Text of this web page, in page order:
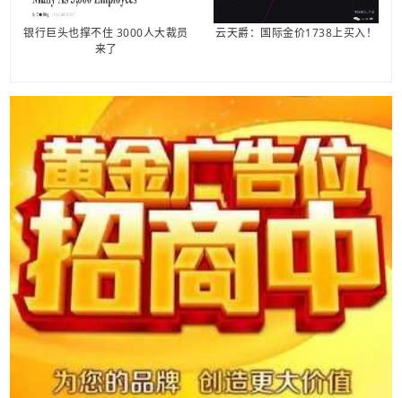
银行巨头也撑不住 3000人大裁员
来了
云天爵：国际金价1738上买入！